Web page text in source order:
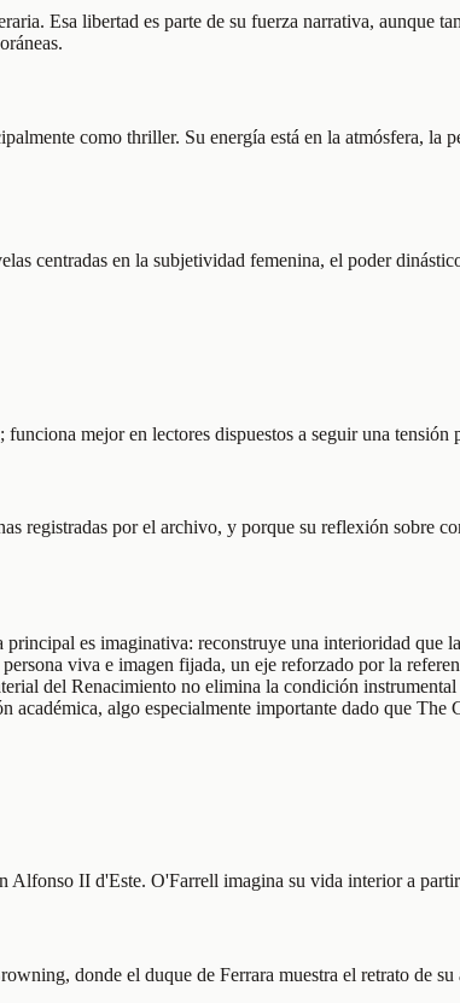
Esa libertad es parte de su fuerza narrativa, aunque
como thriller. Su energía está en la atmósfera, la
centradas en la subjetividad femenina, el poder
mejor en lectores dispuestos a seguir una
registradas por el archivo, y porque su reflexión sobre
es imaginativa: reconstruye una interioridad que
viva e imagen fijada, un eje reforzado por la
del Renacimiento no elimina la condición
algo especialmente importante dado que The
II d'Este. O'Farrell imagina su vida interior a
donde el duque de Ferrara muestra el retrato de